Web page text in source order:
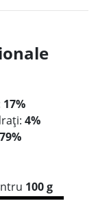
17%
4%
79%
100 g